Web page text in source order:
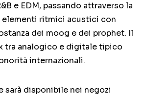
e EDM, passando attraverso la
elementi ritmici acustici con
dei moog e dei prophet. Il
tra analogico e digitale tipico
internazionali.
sarà disponibile nei negozi